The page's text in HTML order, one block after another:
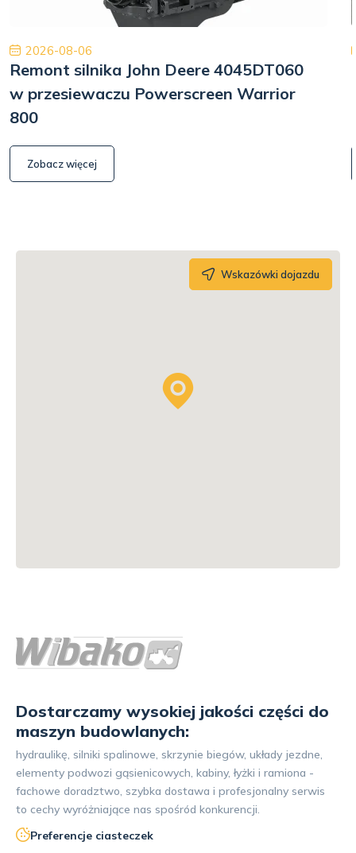
2026-08-06
Remont silnika John Deere 4045DT060
w przesiewaczu Powerscreen Warrior
800
Zobacz więcej
Wskazówki dojazdu
Dostarczamy wysokiej jakości części do
maszyn budowlanych:
hydraulikę, silniki spalinowe, skrzynie biegów, układy jezdne,
elementy podwozi gąsienicowych, kabiny, łyżki i ramiona -
fachowe doradztwo, szybka dostawa i profesjonalny serwis
to cechy wyróżniające nas spośród konkurencji.
Preferencje ciasteczek